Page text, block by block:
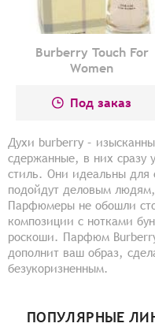
Burberry Touch For
Women
Под заказ
Духи burberry –
сдержанные, в них сразу
стиль. Они идеальны для
подойдут деловым
Парфюмеры не обошли
композиции с нотками
роскоши. Парфюм
дополнит ваш образ,
безукоризненным.
ПОПУЛЯРНЫЕ